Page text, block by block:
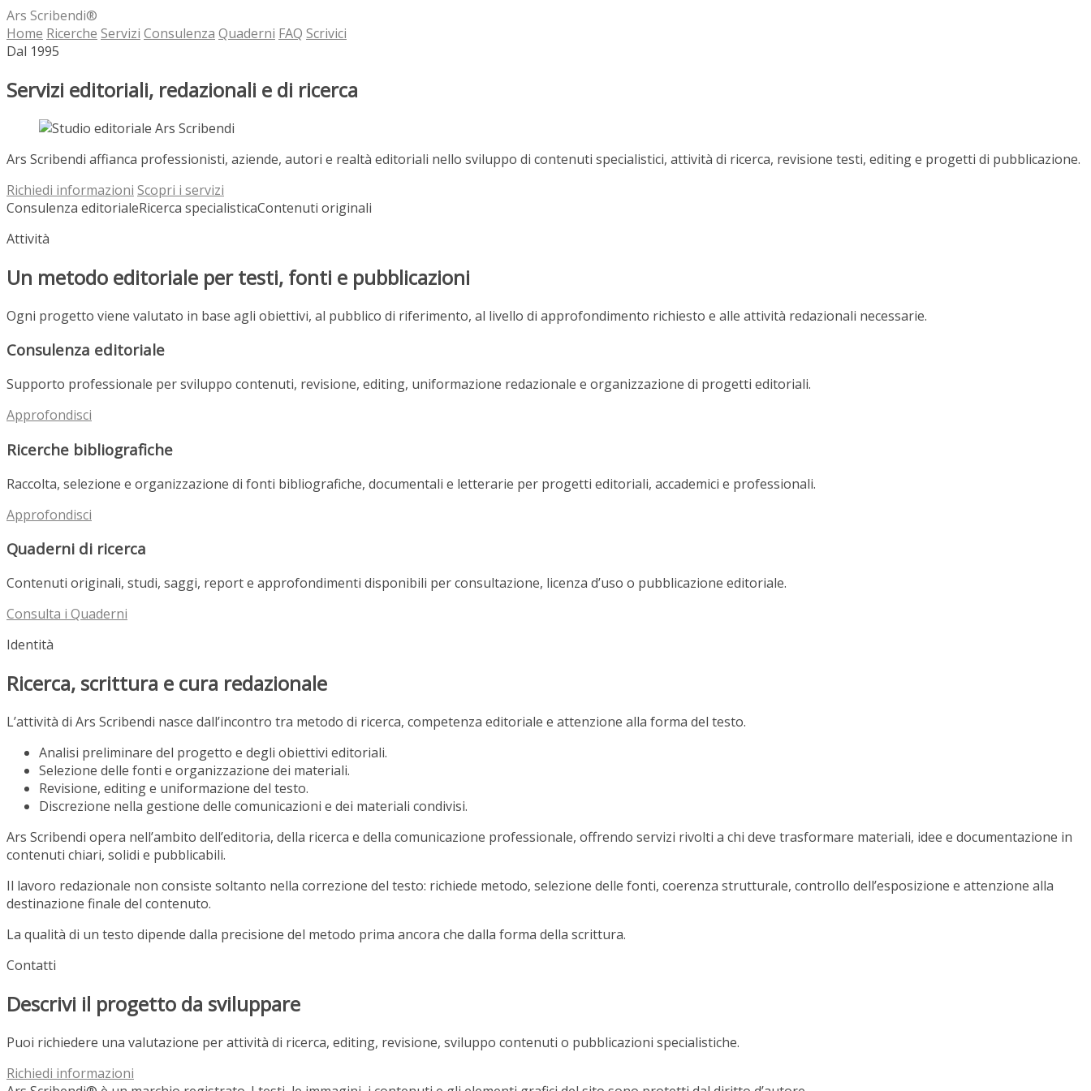
Ars Scribendi®
Home Ricerche Servizi Consulenza Quaderni FAQ Scrivici
Dal 1995
Servizi editoriali, redazionali e di ricerca
Ars Scribendi affianca professionisti, aziende, autori e realtà editoriali nello sviluppo di contenuti specialistici, attività di ricerca, revisione testi, editing e progetti di pubblicazione.
Richiedi informazioni Scopri i servizi
Consulenza editorialeRicerca specialisticaContenuti originali
Attività
Un metodo editoriale per testi, fonti e pubblicazioni
Ogni progetto viene valutato in base agli obiettivi, al pubblico di riferimento, al livello di approfondimento richiesto e alle attività redazionali necessarie.
Consulenza editoriale
Supporto professionale per sviluppo contenuti, revisione, editing, uniformazione redazionale e organizzazione di progetti editoriali.
Approfondisci
Ricerche bibliografiche
Raccolta, selezione e organizzazione di fonti bibliografiche, documentali e letterarie per progetti editoriali, accademici e professionali.
Approfondisci
Quaderni di ricerca
Contenuti originali, studi, saggi, report e approfondimenti disponibili per consultazione, licenza d’uso o pubblicazione editoriale.
Consulta i Quaderni
Identità
Ricerca, scrittura e cura redazionale
L’attività di Ars Scribendi nasce dall’incontro tra metodo di ricerca, competenza editoriale e attenzione alla forma del testo.
Analisi preliminare del progetto e degli obiettivi editoriali.
Selezione delle fonti e organizzazione dei materiali.
Revisione, editing e uniformazione del testo.
Discrezione nella gestione delle comunicazioni e dei materiali condivisi.
Ars Scribendi opera nell’ambito dell’editoria, della ricerca e della comunicazione professionale, offrendo servizi rivolti a chi deve trasformare materiali, idee e documentazione in
contenuti chiari, solidi e pubblicabili.
Il lavoro redazionale non consiste soltanto nella correzione del testo: richiede metodo, selezione delle fonti, coerenza strutturale, controllo dell’esposizione e attenzione alla
destinazione finale del contenuto.
La qualità di un testo dipende dalla precisione del metodo prima ancora che dalla forma della scrittura.
Contatti
Descrivi il progetto da sviluppare
Puoi richiedere una valutazione per attività di ricerca, editing, revisione, sviluppo contenuti o pubblicazioni specialistiche.
Richiedi informazioni